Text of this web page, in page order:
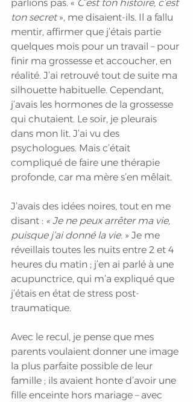
parlions pas. « C’est ton histoire, c’est
ton secret », me disaient-ils. Il a fallu
mentir, affirmer que j’étais partie
quelques mois pour un travail – pour
finir ma grossesse et accoucher, en
réalité. J’ai retrouvé tout de suite ma
silhouette habituelle. Cependant,
j’avais les hormones de la grossesse
qui chutaient. Le soir, je pleurais
dans mon lit. J’ai vu des
psychologues. Mais c’était
compliqué de faire une thérapie
profonde, car ma mère s’en mêlait.
J’avais des idées noires, tout en me
disant : « Je ne peux arrêter ma vie,
puisque j’ai donné la vie. » Je me
réveillais toutes les nuits entre 2 et 4
heures du matin ; j’en ai parlé à une
acupunctrice, qui m’a expliqué que
j’étais en état de stress post-
traumatique.
Avec le recul, je pense que mes
parents voulaient donner une image
la plus parfaite possible de leur
famille ; ils avaient honte d’avoir une
fille enceinte hors mariage – avec